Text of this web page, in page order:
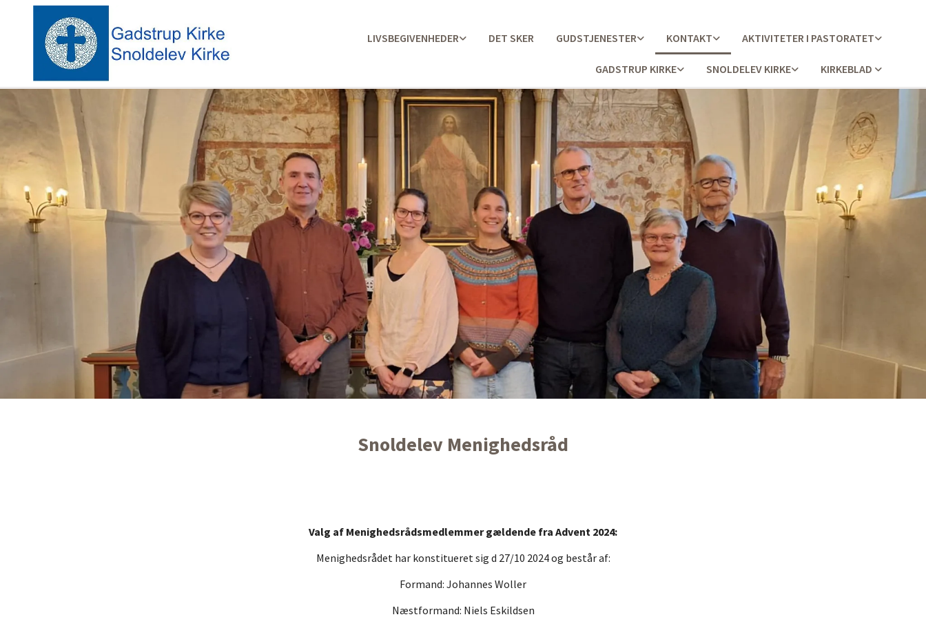
LIVSBEGIVENHEDER DET SKER GUDSTJENESTER KONTAKT AKTIVITETER I PASTORATET
GADSTRUP KIRKE SNOLDELEV KIRKE KIRKEBLAD
Snoldelev Menighedsråd
Valg af Menighedsrådsmedlemmer gældende fra Advent 2024:
Menighedsrådet har konstitueret sig d 27/10 2024 og består af:
Formand: Johannes Woller
Næstformand: Niels Eskildsen